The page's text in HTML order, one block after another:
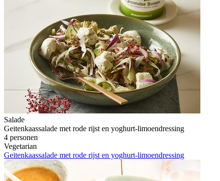
Salade
Geitenkaassalade met rode rijst en yoghurt-limoendressing
4 personen
Vegetarian
Geitenkaassalade met rode rijst en yoghurt-limoendressing